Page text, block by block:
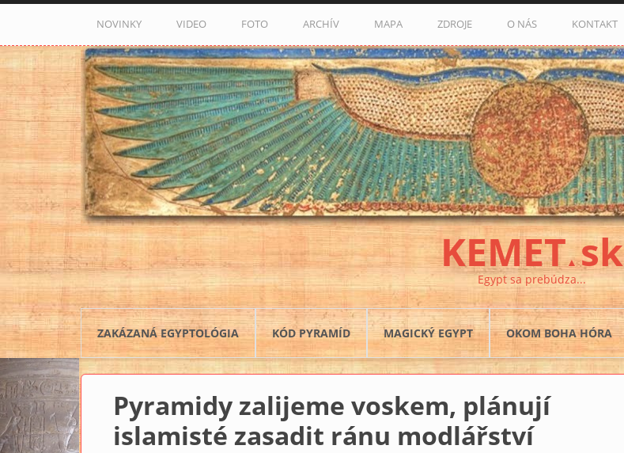
Skočiť na hlavný obsah
NOVINKY VIDEO FOTO ARCHÍV MAPA ZDROJE O NÁS KONTAKT
KEMET▲sk
Egypt sa prebúdza...
ZAKÁZANÁ EGYPTOLÓGIA KÓD PYRAMÍD MAGICKÝ EGYPT OKOM BOHA HÓRA
Pyramidy zalijeme voskem, plánují
islamisté zasadit ránu modlářství